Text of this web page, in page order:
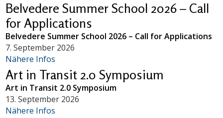
Belvedere Summer School 2026 – Call
for Applications
Belvedere Summer School 2026 – Call for Applications
7. September 2026
Nähere Infos
Art in Transit 2.0 Symposium
Art in Transit 2.0 Symposium
13. September 2026
Nähere Infos